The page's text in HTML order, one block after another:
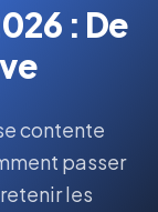
: De
contente
passer
les